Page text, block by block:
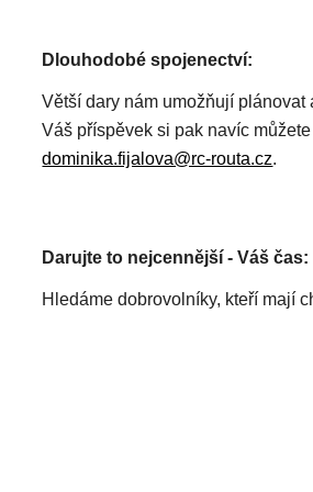
Dlouhodobé spojenectví:
Větší dary nám umožňují plánovat
Váš příspěvek si pak navíc
dominika.fijalova@rc-routa.cz.
Darujte to nejcennější - Váš čas:
Hledáme dobrovolníky, kteří mají